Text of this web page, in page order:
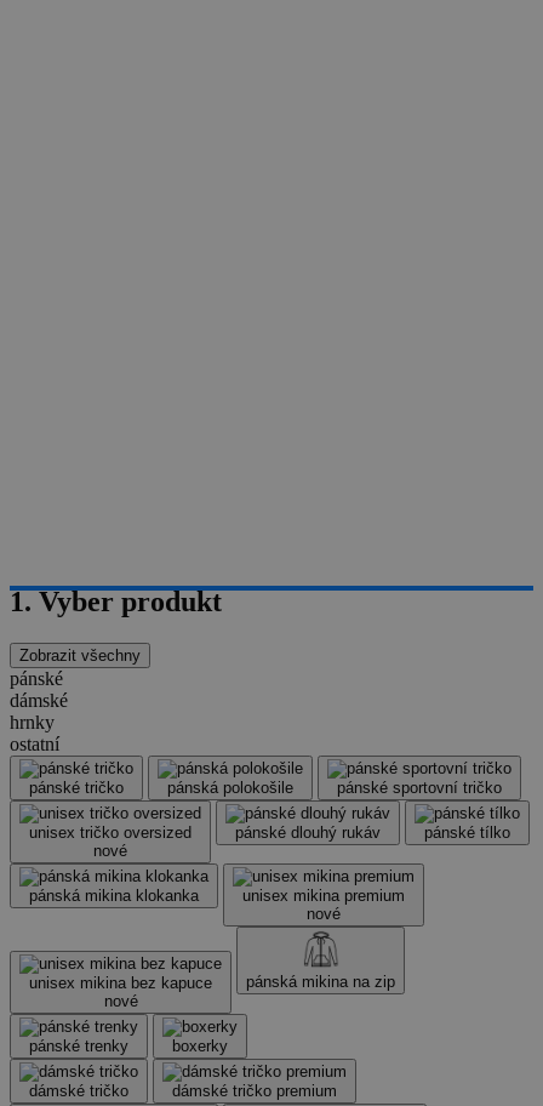
1. Vyber produkt
Zobrazit všechny
pánské
dámské
hrnky
ostatní
pánské tričko pánská polokošile pánské sportovní tričko
unisex tričko oversized
nové
pánské dlouhý rukáv pánské tílko
pánská mikina klokanka
unisex mikina premium
nové
unisex mikina bez kapuce
nové
pánská mikina na zip
pánské trenky boxerky
dámské tričko dámské tričko premium